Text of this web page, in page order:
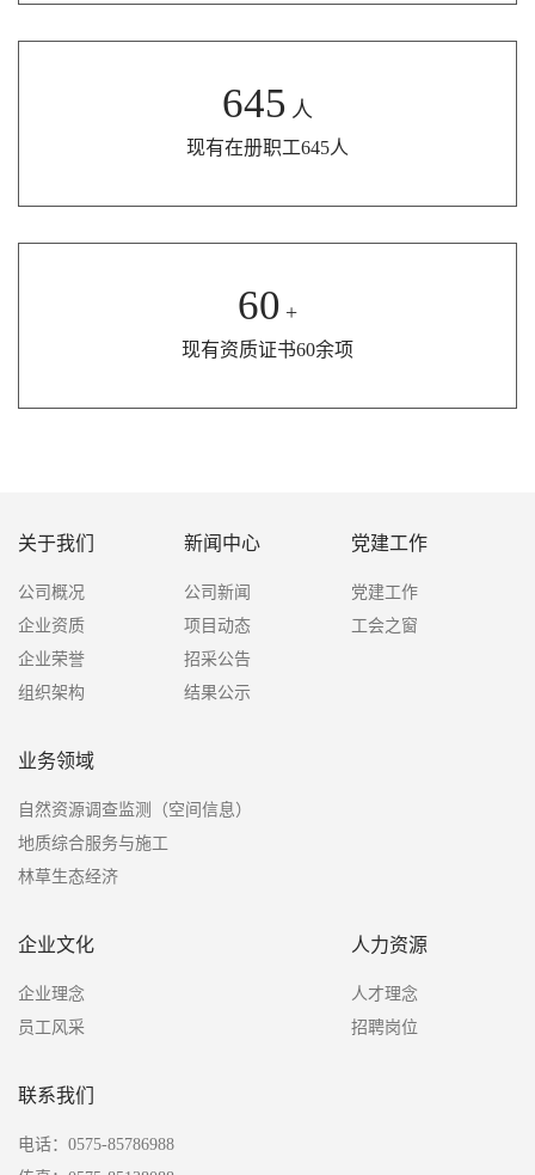
645 人
现有在册职工645人
60 +
现有资质证书60余项
关于我们
公司概况
企业资质
企业荣誉
组织架构
新闻中心
公司新闻
项目动态
招采公告
结果公示
党建工作
党建工作
工会之窗
业务领域
自然资源调查监测（空间信息）
地质综合服务与施工
林草生态经济
企业文化
企业理念
员工风采
人力资源
人才理念
招聘岗位
联系我们
电话：0575-85786988